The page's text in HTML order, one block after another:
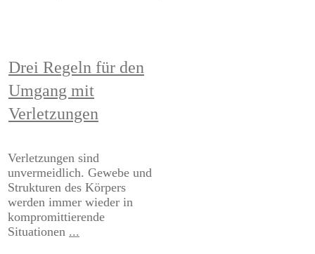
Drei Regeln für den
Umgang mit
Verletzungen
Verletzungen sind
unvermeidlich. Gewebe und
Strukturen des Körpers
werden immer wieder in
kompromittierende
Situationen ...